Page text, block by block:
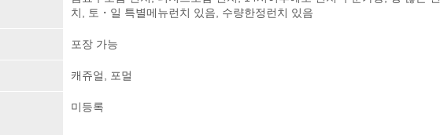
치, 토・일 특별메뉴런치 있음, 수량한정런치 있음
포장 가능
캐쥬얼, 포멀
미등록